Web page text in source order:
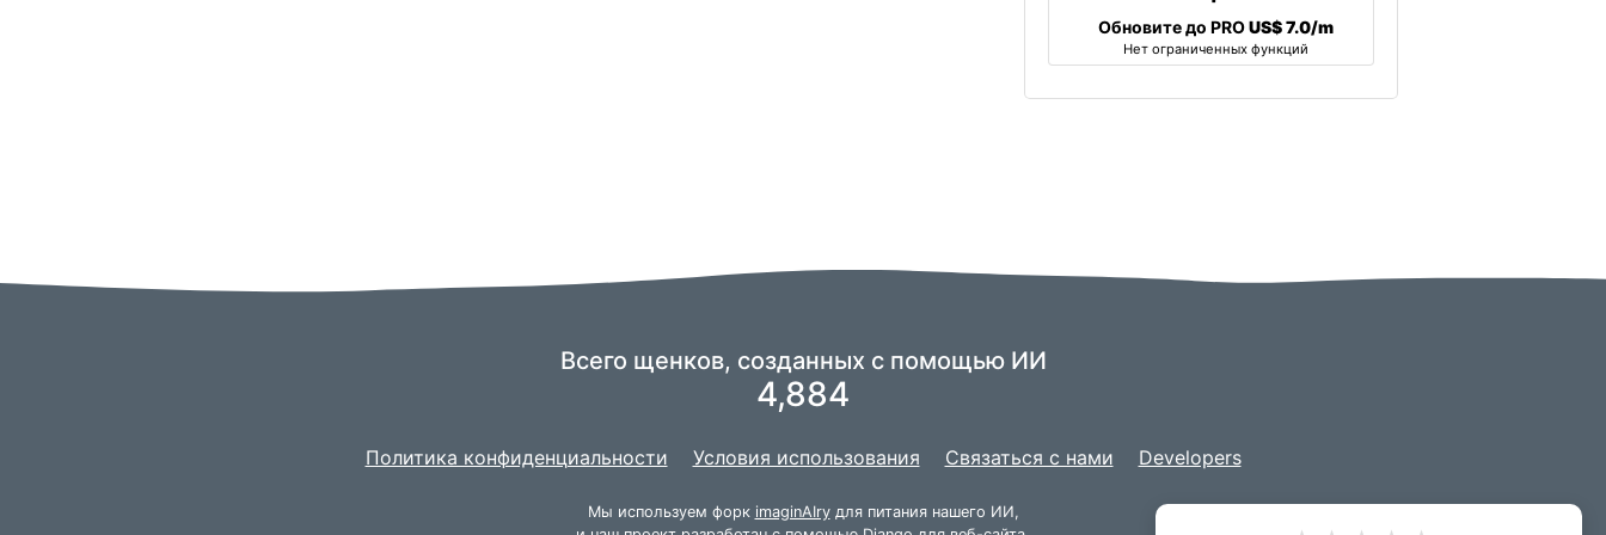
Обновите до PROUS$ 7.0/m
Нет ограниченных функций
Всего щенков, созданных с помощью ИИ
4,884
Политика конфиденциальности Условия использования Связаться с нами Developers
Мы используем форк imaginAIryдля питания нашего ИИ,